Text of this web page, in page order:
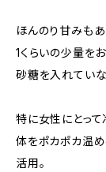
ほんのり甘みも
1くらいの少量を
砂糖を入れていな
特に女性にとって
体をポカポカ温
活用。